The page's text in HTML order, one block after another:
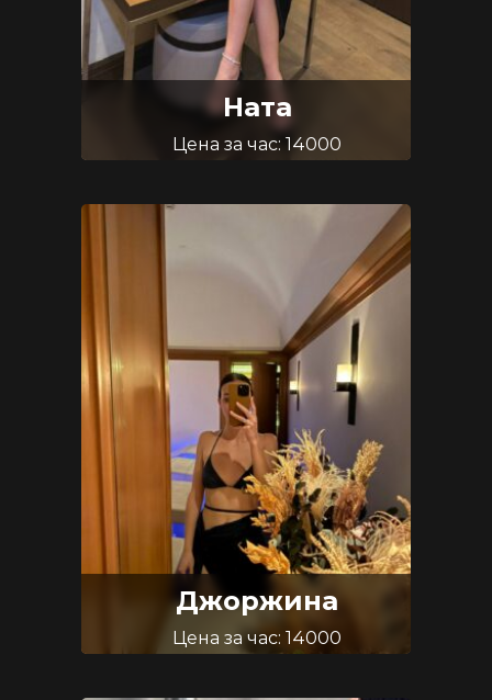
Ната
Цена за час: 14000
Джоржина
Цена за час: 14000